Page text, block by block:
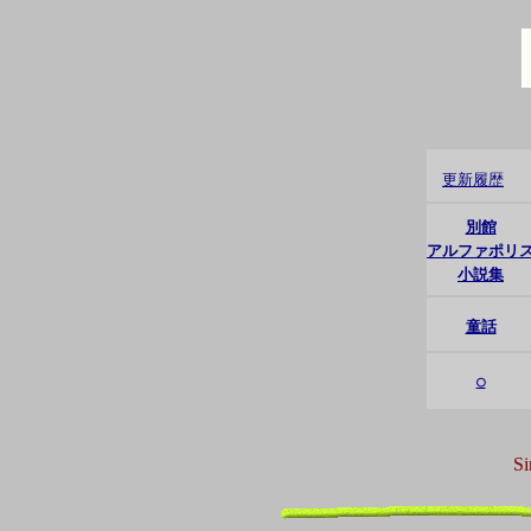
更新履歴
別館
アルファポリ
小説集
童話
○